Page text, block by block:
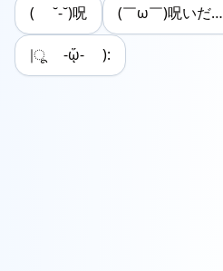
( ˘-˘)呪 (￣ω￣)呪いだ…
|ू -ᾥ- ):